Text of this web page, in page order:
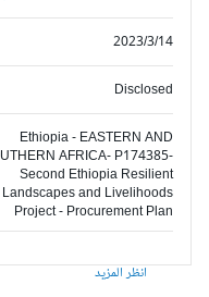
2023/3/14
Disclosed
Ethiopia - EASTERN AND
SOUTHERN AFRICA- P174385-
Second Ethiopia Resilient
Landscapes and Livelihoods
Project - Procurement Plan
انظر المزيد